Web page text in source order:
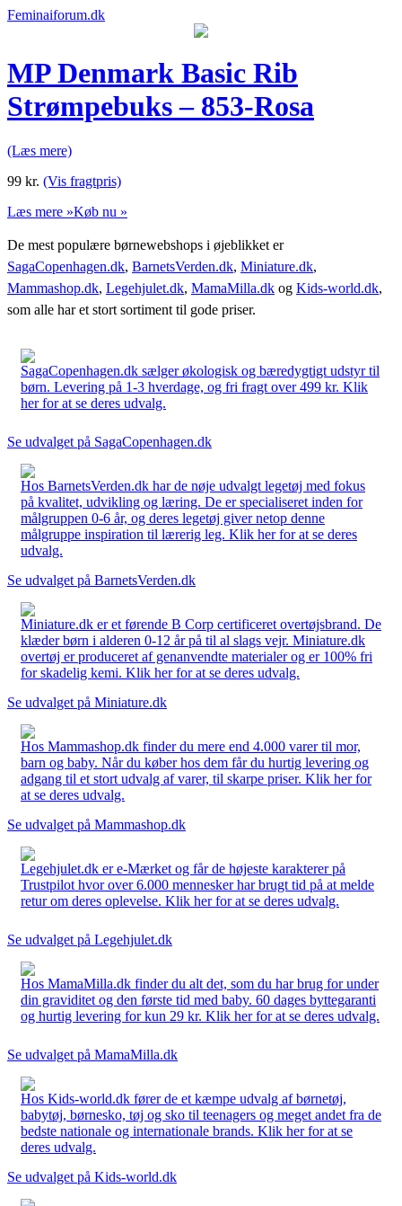
Feminaiforum.dk
MP Denmark Basic Rib
Strømpebuks – 853-Rosa
(Læs mere)
99 kr. (Vis fragtpris)
Læs mere »Køb nu »
De mest populære børnewebshops i øjeblikket er
SagaCopenhagen.dk, BarnetsVerden.dk, Miniature.dk,
Mammashop.dk, Legehjulet.dk, MamaMilla.dk og Kids-world.dk,
som alle har et stort sortiment til gode priser.
SagaCopenhagen.dk sælger økologisk og bæredygtigt udstyr til
børn. Levering på 1-3 hverdage, og fri fragt over 499 kr. Klik
her for at se deres udvalg.
Se udvalget på SagaCopenhagen.dk
Hos BarnetsVerden.dk har de nøje udvalgt legetøj med fokus
på kvalitet, udvikling og læring. De er specialiseret inden for
målgruppen 0-6 år, og deres legetøj giver netop denne
målgruppe inspiration til lærerig leg. Klik her for at se deres
udvalg.
Se udvalget på BarnetsVerden.dk
Miniature.dk er et førende B Corp certificeret overtøjsbrand. De
klæder børn i alderen 0-12 år på til al slags vejr. Miniature.dk
overtøj er produceret af genanvendte materialer og er 100% fri
for skadelig kemi. Klik her for at se deres udvalg.
Se udvalget på Miniature.dk
Hos Mammashop.dk finder du mere end 4.000 varer til mor,
barn og baby. Når du køber hos dem får du hurtig levering og
adgang til et stort udvalg af varer, til skarpe priser. Klik her for
at se deres udvalg.
Se udvalget på Mammashop.dk
Legehjulet.dk er e-Mærket og får de højeste karakterer på
Trustpilot hvor over 6.000 mennesker har brugt tid på at melde
retur om deres oplevelse. Klik her for at se deres udvalg.
Se udvalget på Legehjulet.dk
Hos MamaMilla.dk finder du alt det, som du har brug for under
din graviditet og den første tid med baby. 60 dages byttegaranti
og hurtig levering for kun 29 kr. Klik her for at se deres udvalg.
Se udvalget på MamaMilla.dk
Hos Kids-world.dk fører de et kæmpe udvalg af børnetøj,
babytøj, børnesko, tøj og sko til teenagers og meget andet fra de
bedste nationale og internationale brands. Klik her for at se
deres udvalg.
Se udvalget på Kids-world.dk